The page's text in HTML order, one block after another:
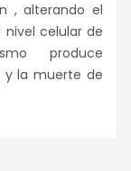
, alterando el
celular de
produce
y la muerte de